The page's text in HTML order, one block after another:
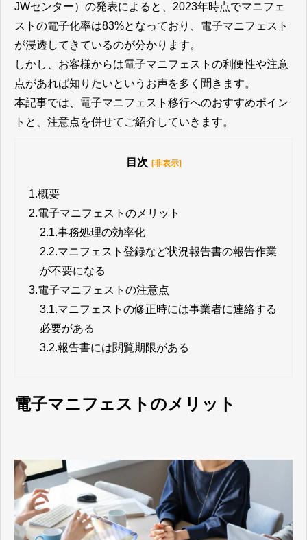
JWセンター）の発表によると、2023年時点でマニフェ
ストの電⼦化率は83%となっており、電子マニフェスト
が浸透してきているのが分かります。
しかし、お客様からは電子マニフェストの利便性や注意
点があれば知りたいというお声を多く聞きます。
本記事では、電子マニフェスト移行へのおすすめポイン
トと、注意点を併せてご紹介していきます。
目次 [非表示]
1.概要
2.電子マニフェストのメリット
2.1.事務処理の効率化
2.2.マニフェスト登録など状況報告書の報告作業
が不要になる
3.電子マニフェストの注意点
3.1.マニフェストの修正時には事業者に連絡する
必要がある
3.2.報告書には閲覧期限がある
電子マニフェストのメリット